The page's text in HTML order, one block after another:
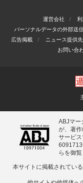
運営会社
パーソナルデータの外部送
広告掲載
ニュース提供先
お問い合
ABJマー
が、著
サービ
6091713
らを御覧
本サイトに掲載されてい